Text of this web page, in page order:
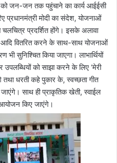
जन-जन तक पहुंचाने का कार्य आईईसी
प्रधानमंत्री मोदी का संदेश, योजनाओं
प्रदर्शित होंगे। इसके अलावा
वितरित करने के साथ-साथ योजनाओं
सुनिश्चित किया जाएगा। लाभार्थियों
को साझा करने के लिए ‘मेरी
तथा धरती कहे पुकार के, स्वच्छता गीत
साथ ही प्राकृतिक खेती, स्वाईल
किए जाएंगे।